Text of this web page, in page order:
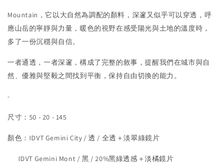
Mountain，它以大自然為調配的顏料，深邃又似乎可以穿透，呼
應山岳的寧靜與力量，暖色的視野在感受陽光與土地的溫度時，
多了一份沉穩與自信。
一者通透，一者深邃，構成了完整的敘事，提醒我們在城市與自
然、優雅與堅毅之間找到平衡，保持自由切換的能力。
-
尺寸：50 - 20 - 145
顏色：IDVT Gemini City / 透 / 全透＋淡翠綠鏡片
IDVT Gemini Mont / 黑 / 20%黑綠透感＋淡橘鏡片